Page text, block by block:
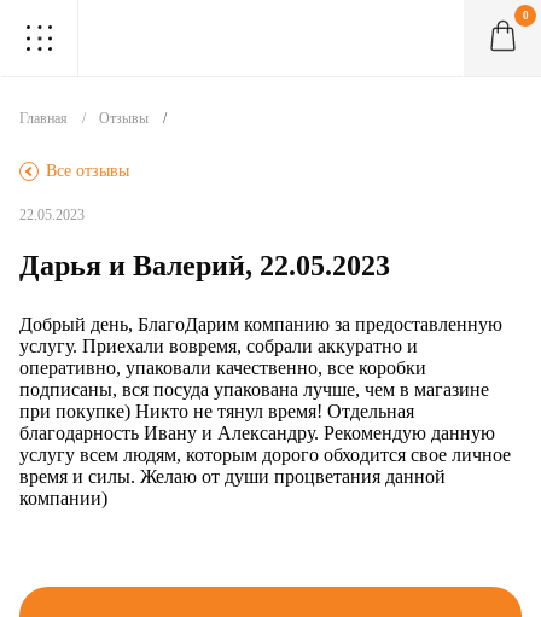
. . .
. . .
. . .
0
Главная Отзывы
Все отзывы
.
22.05.2023
Дарья и Валерий, 22.05.2023
Добрый день, БлагоДарим компанию за предоставленную
услугу. Приехали вовремя, собрали аккуратно и
оперативно, упаковали качественно, все коробки
подписаны, вся посуда упакована лучше, чем в магазине
при покупке) Никто не тянул время! Отдельная
благодарность Ивану и Александру. Рекомендую данную
услугу всем людям, которым дорого обходится свое личное
время и силы. Желаю от души процветания данной
компании)